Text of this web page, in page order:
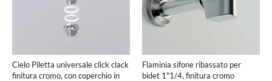
Cielo Piletta universale click clack
finitura cromo, con coperchio in
Flaminia sifone ribassato per
bidet 1"1/4, finitura cromo